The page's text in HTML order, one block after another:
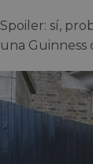
Spoiler: sí,
una